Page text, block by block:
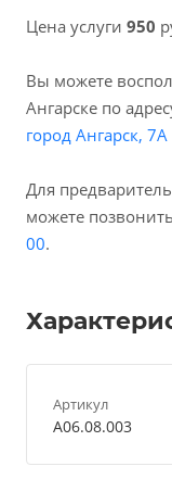
Цена услуги 950
Вы можете
Ангарске по
город Ангарск,
Для
можете
00.
Артикул
A06.08.003